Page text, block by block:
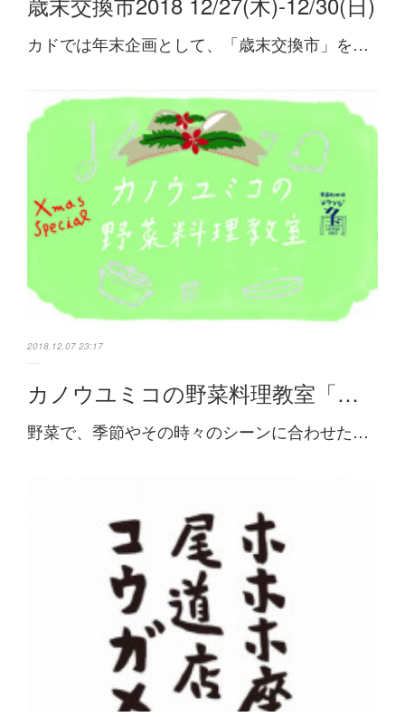
カドでは年末企画として、「歳末交換市」を…
2018.12.07 23:17
カノウユミコの野菜料理教室「…
野菜で、季節やその時々のシーンに合わせた…